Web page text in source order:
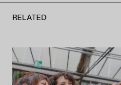
RELATED